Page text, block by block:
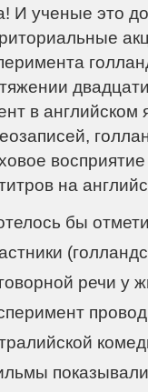
И ученые это
в
на
бы
речи у
показывали